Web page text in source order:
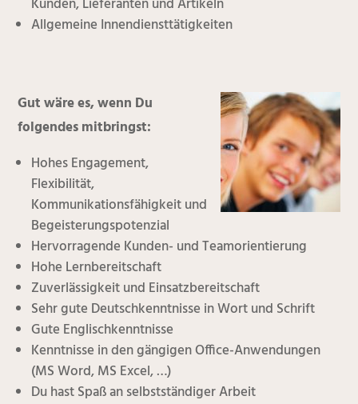
Allgemeine Innendiensttätigkeiten
Gut wäre es, wenn Du
folgendes mitbringst:
Hohes Engagement,
Flexibilität,
Kommunikationsfähigkeit und
Begeisterungspotenzial
Hervorragende Kunden- und Teamorientierung
Hohe Lernbereitschaft
Zuverlässigkeit und Einsatzbereitschaft
Sehr gute Deutschkenntnisse in Wort und Schrift
Gute Englischkenntnisse
Kenntnisse in den gängigen Office-Anwendungen
(MS Word, MS Excel, …)
Du hast Spaß an selbstständiger Arbeit